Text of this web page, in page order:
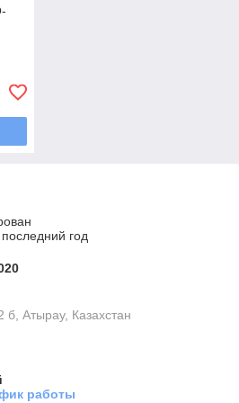
год
Атырау, Казахстан
работы